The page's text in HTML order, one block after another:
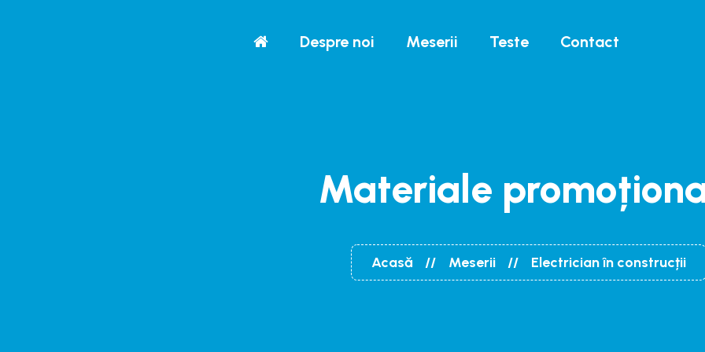
Despre noi Meserii Teste Contact
Materiale
Acasă Meserii Electrician în construcții